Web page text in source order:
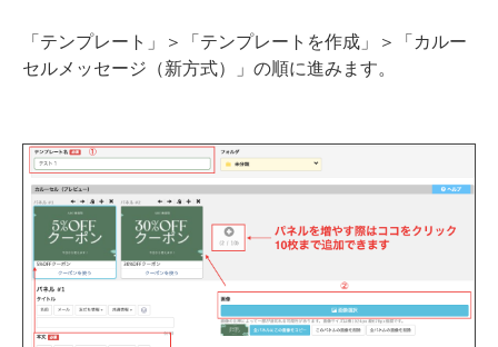
「テンプレート」＞「テンプレートを作成」＞「カルー
セルメッセージ（新方式）」の順に進みます。